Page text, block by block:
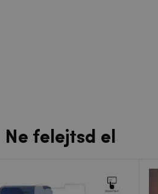
Ne felejtsd el